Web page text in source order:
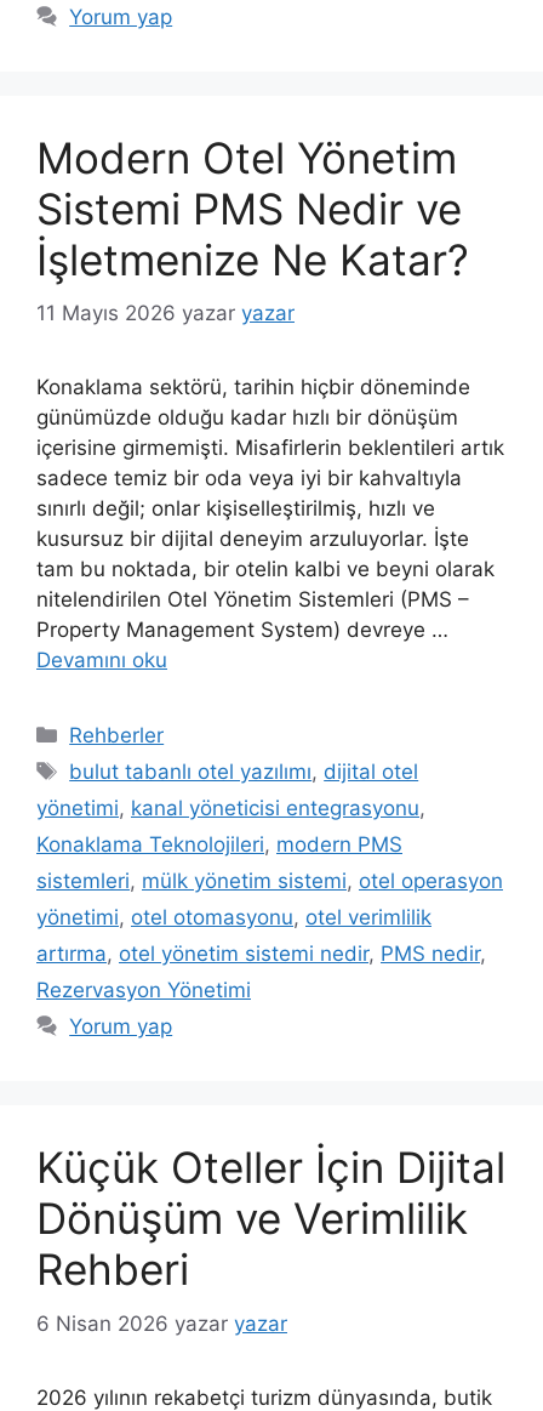
Yorum yap
Modern Otel Yönetim
Sistemi PMS Nedir ve
İşletmenize Ne Katar?
11 Mayıs 2026 yazar yazar
Konaklama sektörü, tarihin hiçbir döneminde
günümüzde olduğu kadar hızlı bir dönüşüm
içerisine girmemişti. Misafirlerin beklentileri artık
sadece temiz bir oda veya iyi bir kahvaltıyla
sınırlı değil; onlar kişiselleştirilmiş, hızlı ve
kusursuz bir dijital deneyim arzuluyorlar. İşte
tam bu noktada, bir otelin kalbi ve beyni olarak
nitelendirilen Otel Yönetim Sistemleri (PMS –
Property Management System) devreye …
Devamını oku
Kategoriler
Rehberler
Etiketler
bulut tabanlı otel yazılımı, dijital otel
yönetimi, kanal yöneticisi entegrasyonu,
Konaklama Teknolojileri, modern PMS
sistemleri, mülk yönetim sistemi, otel operasyon
yönetimi, otel otomasyonu, otel verimlilik
artırma, otel yönetim sistemi nedir, PMS nedir,
Rezervasyon Yönetimi
Yorum yap
Küçük Oteller İçin Dijital
Dönüşüm ve Verimlilik
Rehberi
6 Nisan 2026 yazar yazar
2026 yılının rekabetçi turizm dünyasında, butik